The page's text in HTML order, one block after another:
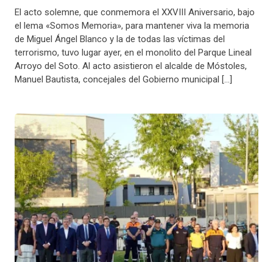
El acto solemne, que conmemora el XXVIII Aniversario, bajo
el lema «Somos Memoria», para mantener viva la memoria
de Miguel Ángel Blanco y la de todas las víctimas del
terrorismo, tuvo lugar ayer, en el monolito del Parque Lineal
Arroyo del Soto. Al acto asistieron el alcalde de Móstoles,
Manuel Bautista, concejales del Gobierno municipal […]